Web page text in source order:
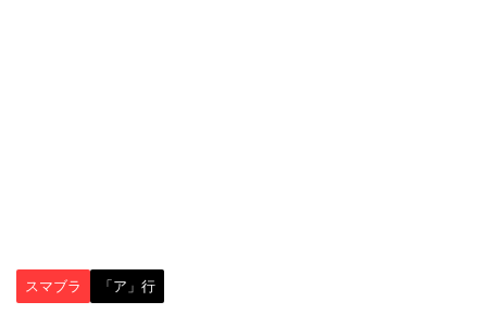
スマブラ 「ア」行